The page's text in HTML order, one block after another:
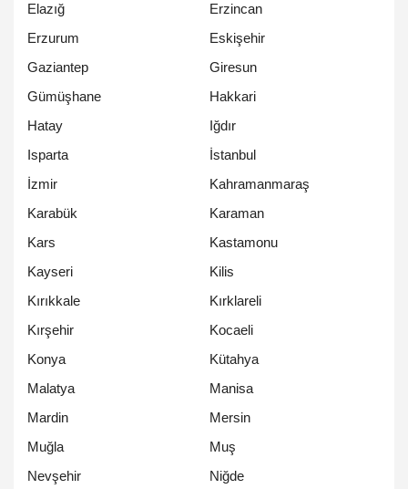
Elazığ
Erzincan
Erzurum
Eskişehir
Gaziantep
Giresun
Gümüşhane
Hakkari
Hatay
Iğdır
Isparta
İstanbul
İzmir
Kahramanmaraş
Karabük
Karaman
Kars
Kastamonu
Kayseri
Kilis
Kırıkkale
Kırklareli
Kırşehir
Kocaeli
Konya
Kütahya
Malatya
Manisa
Mardin
Mersin
Muğla
Muş
Nevşehir
Niğde